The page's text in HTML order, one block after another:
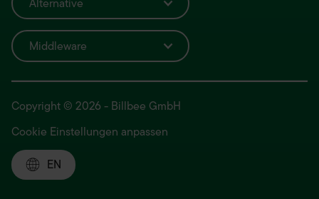
Middleware
Copyright © 2026 - Billbee GmbH
Cookie Einstellungen anpassen
EN